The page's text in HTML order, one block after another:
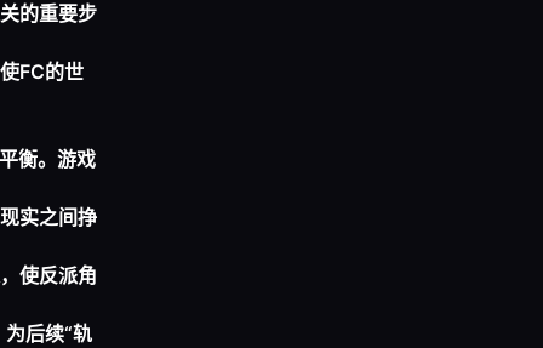
的重要步
FC的世
衡。游戏
实之间挣
使反派角
后续“轨